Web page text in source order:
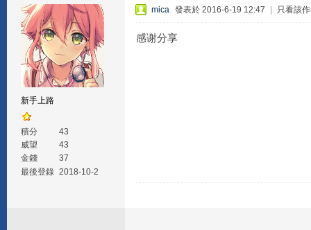
新手上路
積分
43
威望
43
金錢
37
最後登錄 2018-10-2
mica 發表於 2016-6-19 12:47 只看該
感谢分享